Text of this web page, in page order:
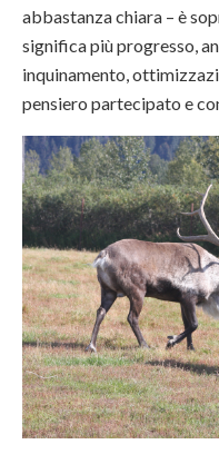
abbastanza chiara – è
significa più progresso,
inquinamento,
pensiero partecipato e